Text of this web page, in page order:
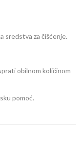
sredstva za čišćenje.
obilnom količinom
pomoć.